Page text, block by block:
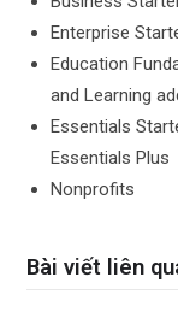
Enterprise
Education
and Learning
Essentials
Essentials Plus
Nonprofits
Bài viết liên